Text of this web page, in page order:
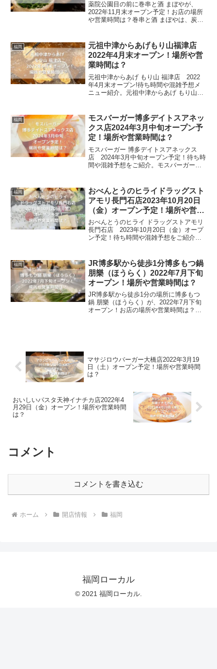
薬院公園目の前に巻串と酒 まぼやが、
2022年11月末オープン予定！お店の場所
や営業時間は？巻串と酒 まぼやは、炭火
絶品巻き串と、朝挽きの新鮮な鶏肉を使
った焼き鳥を食べ...
福岡
元祖中津からあげもり山福津店
2022年4月末オープン！場所や営
業時間は？
元祖中津からあげ もり山 福津店 2022
年4月末オープン!待ち時間や混雑予想メ
ニュー紹介。元祖中津からあげ もり山は
お店です。塩をベースにショウガや何種
類もの調味料と...
福岡
モスバーガー博多デイトスアネッ
クス店2024年3月中旬オープン予
定！場所や営業時間は？
モスバーガー 博多デイトスアネックス
店 2024年3月中旬オープン予定！待ち時
間や混雑予想をご紹介。モスバーガー
く、日本発祥ということもあり、日本人
の味覚にあった味付け...
福岡
おべんとうのヒライドラッグスト
アモリ長門石店2023年10月20日
（金）オープン予定！場所や営業
時間は？
おべんとうのヒライ ドラッグストアモリ
長門石店 2023年10月20日（金）オープ
ン予定！待ち時間や混雑予想をご紹介。
るお店です。今回はお弁当・惣菜等を扱
う調理専門型の...
福岡
JR博多駅から徒歩1分博多もつ鍋
朋樂（ほうらく）2022年7月下旬
オープン！場所や営業時間は？
JR博多駅から徒歩1分の場所に博多もつ
鍋 朋樂（ほうらく）が、2022年7月下旬
オープン！お店の場所や営業時間は？博
マサジロウバーガー大橋店2022年3月19
日（土）オープン予定！場所や営業時間
は？
おいしいパスタ天神イナチカ店2022年4
月29日（金）オープン！場所や営業時間
は？
コメント
コメントを書き込む
ホーム 開店情報 福岡
福岡ローカル
© 2021 福岡ローカル.